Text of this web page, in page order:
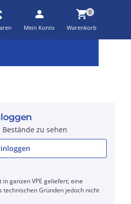
person
Mein Konto
shopping_cart0
Warenkorb
zu sehen
ganzen VPE geliefert; eine
technischen Gründen jedoch nicht